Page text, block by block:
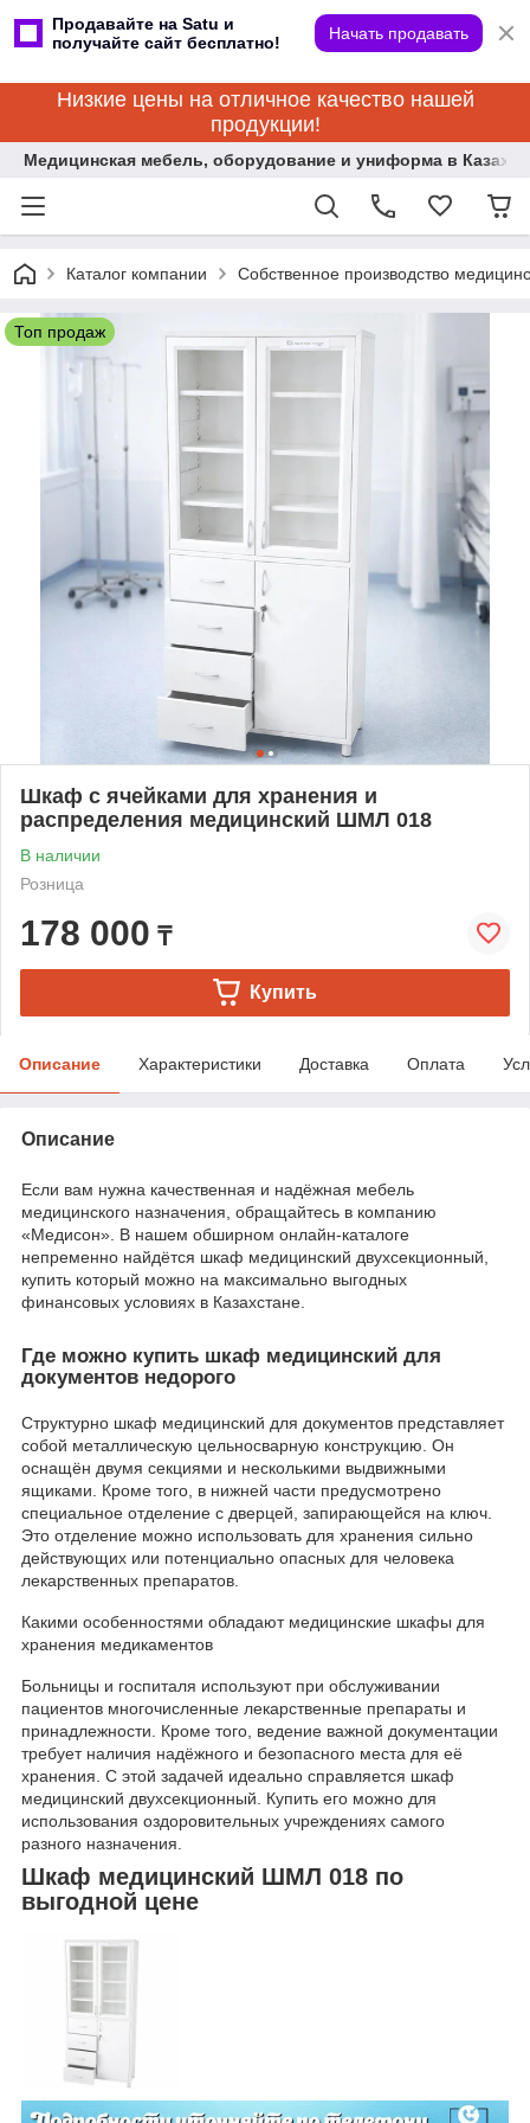
Продавайте на Satu и
получайте сайт бесплатно!
Начать продавать
Низкие цены на отличное качество нашей
продукции!
Медицинская мебель, оборудование и униформа в
Каталог компании Собственное производство
Топ продаж
Шкаф с ячейками для хранения и
распределения медицинский ШМЛ 018
В наличии
Розница
178 000 ₸
Купить
Описание Характеристики Доставка Оплата
Описание
Шкаф медицинский ШМЛ 018 по
выгодной цене
Больницы и госпиталя используют при обслуживании
пациентов многочисленные лекарственные препараты и
принадлежности. Кроме того, ведение важной документации
требует наличия надёжного и безопасного места для её
хранения. С этой задачей идеально справляется шкаф
медицинский двухсекционный. Купить его можно для
использования оздоровительных учреждениях самого
разного назначения.
Какими особенностями обладают медицинские шкафы для
хранения медикаментов
Структурно шкаф медицинский для документов представляет
собой металлическую цельносварную конструкцию. Он
оснащён двумя секциями и несколькими выдвижными
ящиками. Кроме того, в нижней части предусмотрено
специальное отделение с дверцей, запирающейся на ключ.
Это отделение можно использовать для хранения сильно
действующих или потенциально опасных для человека
лекарственных препаратов.
Где можно купить шкаф медицинский для
документов недорого
Если вам нужна качественная и надёжная мебель
медицинского назначения, обращайтесь в компанию
«Медисон». В нашем обширном онлайн-каталоге
непременно найдётся шкаф медицинский двухсекционный,
купить который можно на максимально выгодных
финансовых условиях в Казахстане.